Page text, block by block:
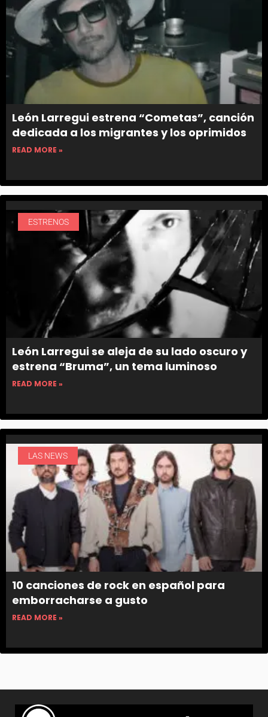
León Larregui estrena “Cometas”, canción
dedicada a los migrantes y los oprimidos
READ MORE »
ESTRENOS
León Larregui se aleja de su lado oscuro y
estrena “Bruma”, un tema luminoso
READ MORE »
LAS NEWS
10 canciones de rock en español para
emborracharse a gusto
READ MORE »